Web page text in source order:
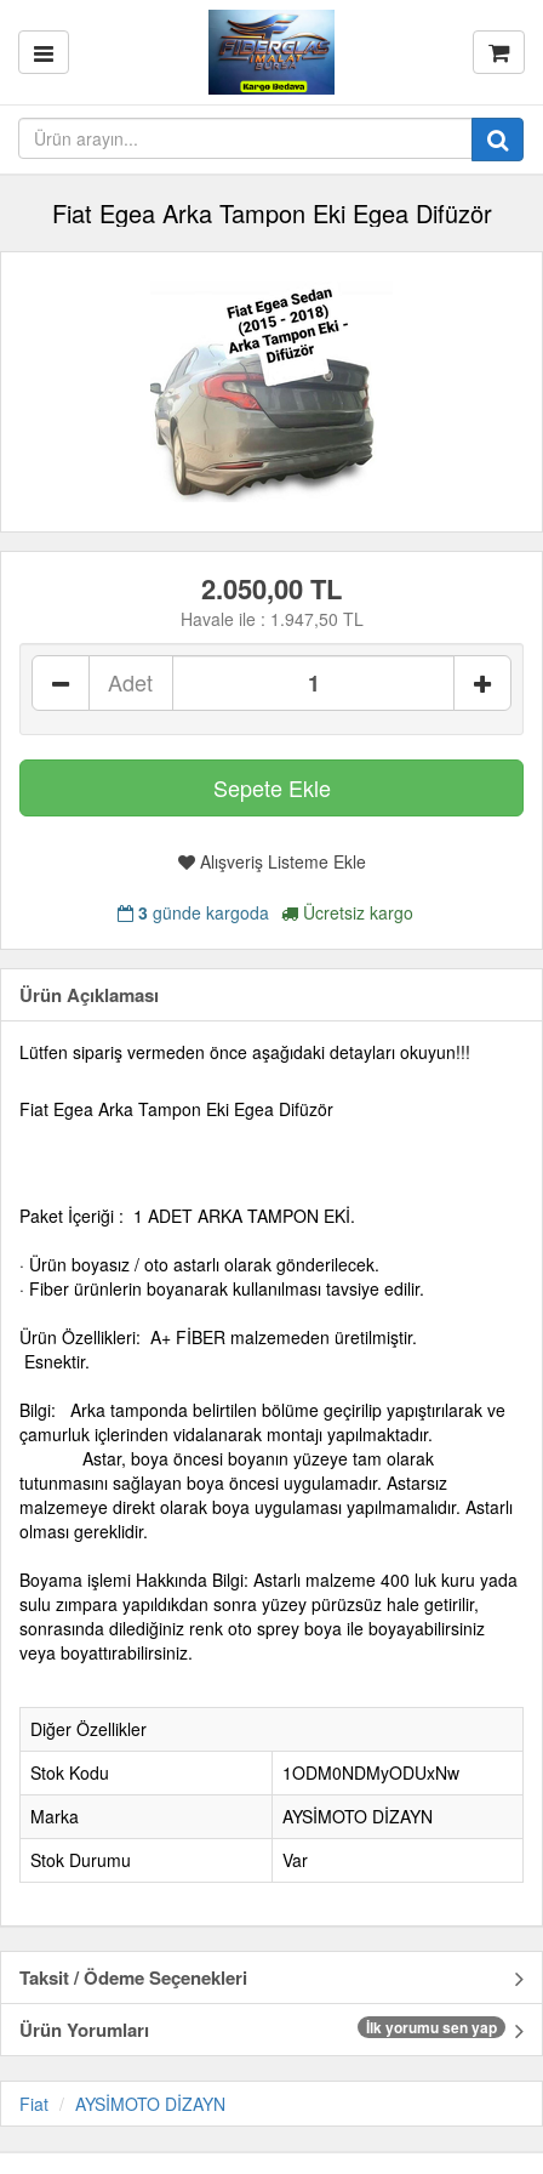
Fiat Egea Arka Tampon Eki Egea Difüzör
2.050,00 TL
Havale ile : 1.947,50 TL
Adet
Alışveriş Listeme Ekle
3 günde kargoda Ücretsiz kargo
Ürün Açıklaması
Lütfen sipariş vermeden önce aşağıdaki detayları okuyun!!!
Fiat Egea Arka Tampon Eki Egea Difüzör
Paket İçeriği : 1 ADET ARKA TAMPON EKİ.
· Ürün boyasız / oto astarlı olarak gönderilecek.
· Fiber ürünlerin boyanarak kullanılması tavsiye edilir.
Ürün Özellikleri: A+ FİBER malzemeden üretilmiştir.
Esnektir.
Bilgi: Arka tamponda belirtilen bölüme geçirilip yapıştırılarak ve
çamurluk içlerinden vidalanarak montajı yapılmaktadır.
Astar, boya öncesi boyanın yüzeye tam olarak
tutunmasını sağlayan boya öncesi uygulamadır. Astarsız
malzemeye direkt olarak boya uygulaması yapılmamalıdır. Astarlı
olması gereklidir.
Boyama işlemi Hakkında Bilgi: Astarlı malzeme 400 luk kuru yada
sulu zımpara yapıldıkdan sonra yüzey pürüzsüz hale getirilir,
sonrasında dilediğiniz renk oto sprey boya ile boyayabilirsiniz
veya boyattırabilirsiniz.
Diğer Özellikler
Stok Kodu
1ODM0NDMyODUxNw
Marka
AYSİMOTO DİZAYN
Stok Durumu
Var
Taksit / Ödeme Seçenekleri
Ürün Yorumları
İlk yorumu sen yap
Fiat AYSİMOTO DİZAYN